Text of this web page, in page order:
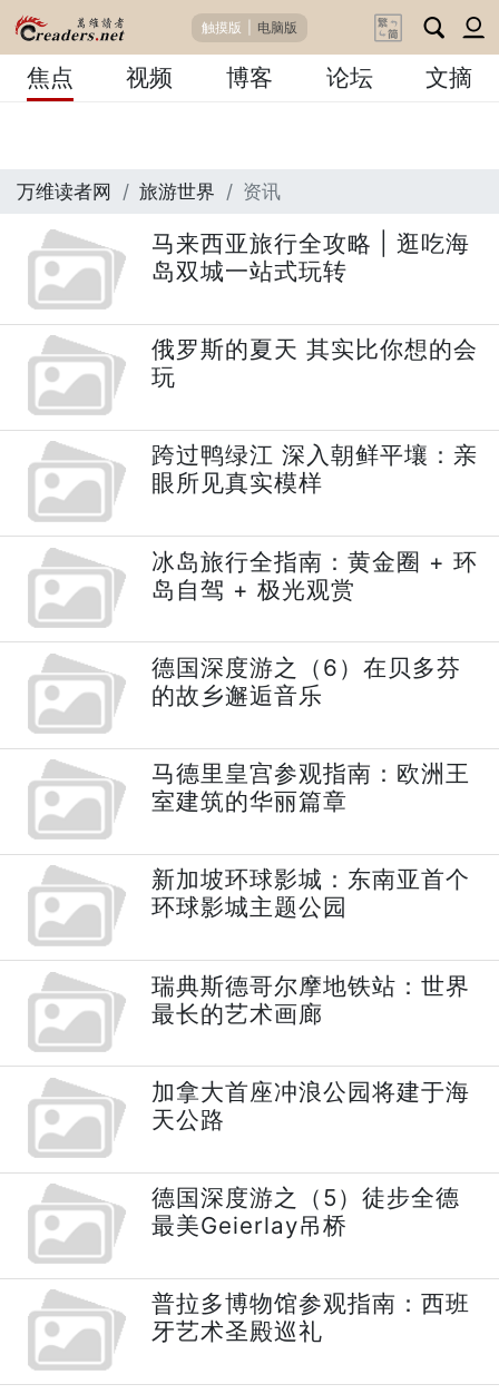
触摸版 电脑版
焦点 视频 博客 论坛 文摘
万维读者网 旅游世界 资讯
马来西亚旅行全攻略 | 逛吃海
岛双城一站式玩转
俄罗斯的夏天 其实比你想的会
玩
跨过鸭绿江 深入朝鲜平壤：亲
眼所见真实模样
冰岛旅行全指南：黄金圈 + 环
岛自驾 + 极光观赏
德国深度游之（6）在贝多芬
的故乡邂逅音乐
马德里皇宫参观指南：欧洲王
室建筑的华丽篇章
新加坡环球影城：东南亚首个
环球影城主题公园
瑞典斯德哥尔摩地铁站：世界
最长的艺术画廊
加拿大首座冲浪公园将建于海
天公路
德国深度游之（5）徒步全德
最美Geierlay吊桥
普拉多博物馆参观指南：西班
牙艺术圣殿巡礼